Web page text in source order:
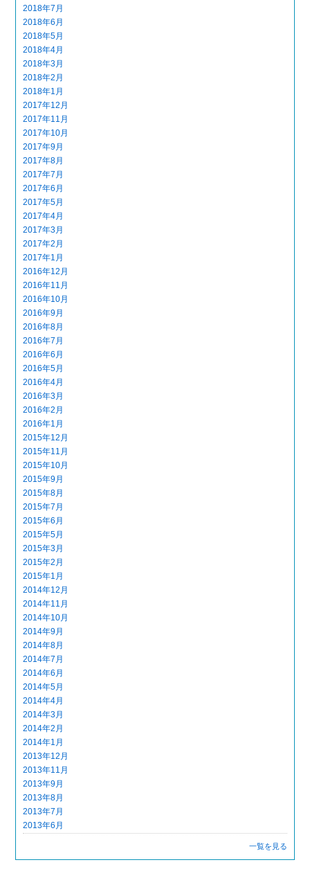
2018年7月
2018年6月
2018年5月
2018年4月
2018年3月
2018年2月
2018年1月
2017年12月
2017年11月
2017年10月
2017年9月
2017年8月
2017年7月
2017年6月
2017年5月
2017年4月
2017年3月
2017年2月
2017年1月
2016年12月
2016年11月
2016年10月
2016年9月
2016年8月
2016年7月
2016年6月
2016年5月
2016年4月
2016年3月
2016年2月
2016年1月
2015年12月
2015年11月
2015年10月
2015年9月
2015年8月
2015年7月
2015年6月
2015年5月
2015年3月
2015年2月
2015年1月
2014年12月
2014年11月
2014年10月
2014年9月
2014年8月
2014年7月
2014年6月
2014年5月
2014年4月
2014年3月
2014年2月
2014年1月
2013年12月
2013年11月
2013年9月
2013年8月
2013年7月
2013年6月
一覧を見る